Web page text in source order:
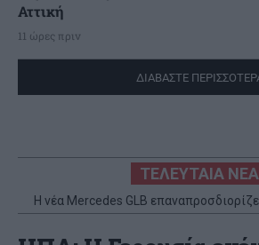
Αττική
11 ώρες πριν
ΔΙΑΒΑΣΤΕ